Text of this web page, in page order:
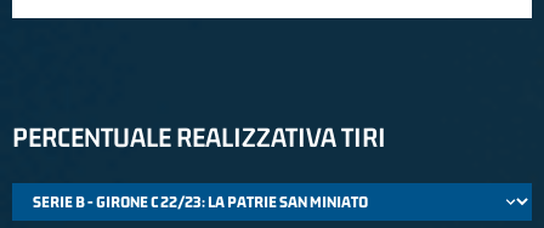
PERCENTUALE REALIZZATIVA TIRI